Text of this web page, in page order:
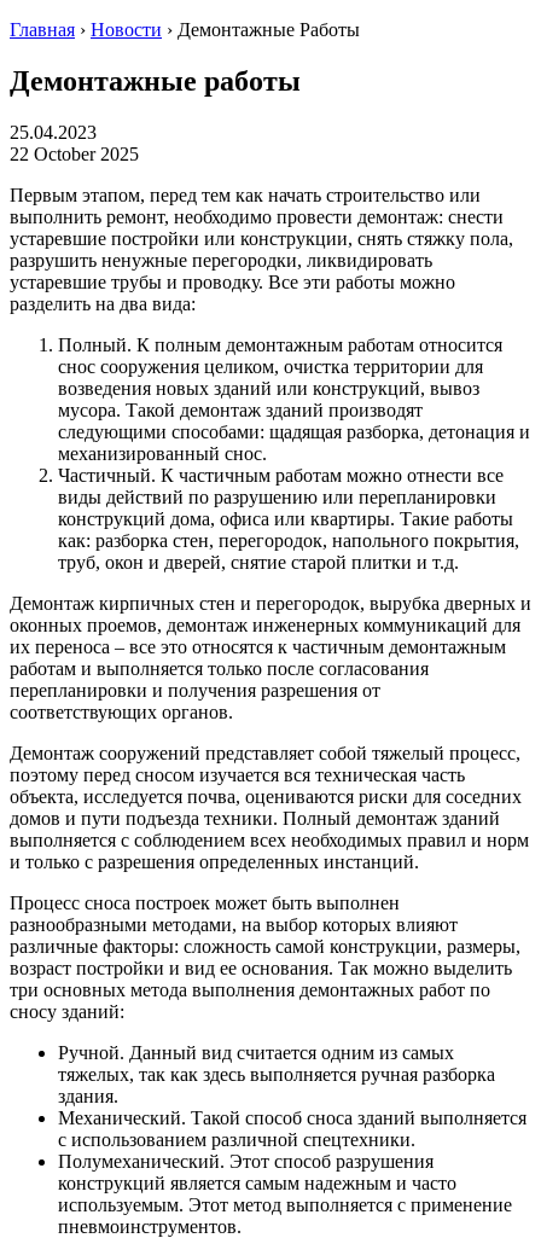
Главная › Новости › Демонтажные Работы
Демонтажные работы
25.04.2023
22 October 2025
Первым этапом, перед тем как начать строительство или
выполнить ремонт, необходимо провести демонтаж: снести
устаревшие постройки или конструкции, снять стяжку пола,
разрушить ненужные перегородки, ликвидировать
устаревшие трубы и проводку. Все эти работы можно
разделить на два вида:
Полный. К полным демонтажным работам относится
снос сооружения целиком, очистка территории для
возведения новых зданий или конструкций, вывоз
мусора. Такой демонтаж зданий производят
следующими способами: щадящая разборка, детонация и
механизированный снос.
Частичный. К частичным работам можно отнести все
виды действий по разрушению или перепланировки
конструкций дома, офиса или квартиры. Такие работы
как: разборка стен, перегородок, напольного покрытия,
труб, окон и дверей, снятие старой плитки и т.д.
Демонтаж кирпичных стен и перегородок, вырубка дверных и
оконных проемов, демонтаж инженерных коммуникаций для
их переноса – все это относятся к частичным демонтажным
работам и выполняется только после согласования
перепланировки и получения разрешения от
соответствующих органов.
Демонтаж сооружений представляет собой тяжелый процесс,
поэтому перед сносом изучается вся техническая часть
объекта, исследуется почва, оцениваются риски для соседних
домов и пути подъезда техники. Полный демонтаж зданий
выполняется с соблюдением всех необходимых правил и норм
и только с разрешения определенных инстанций.
Процесс сноса построек может быть выполнен
разнообразными методами, на выбор которых влияют
различные факторы: сложность самой конструкции, размеры,
возраст постройки и вид ее основания. Так можно выделить
три основных метода выполнения демонтажных работ по
сносу зданий:
Ручной. Данный вид считается одним из самых
тяжелых, так как здесь выполняется ручная разборка
здания.
Механический. Такой способ сноса зданий выполняется
с использованием различной спецтехники.
Полумеханический. Этот способ разрушения
конструкций является самым надежным и часто
используемым. Этот метод выполняется с применение
пневмоинструментов.